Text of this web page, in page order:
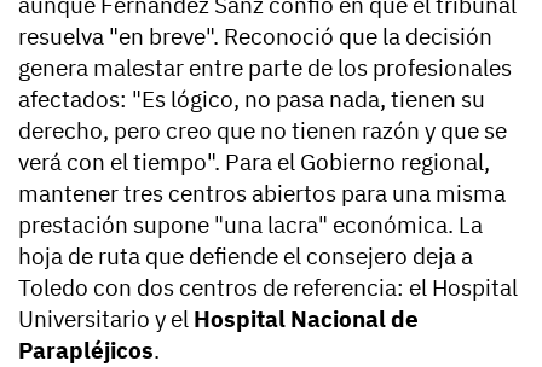
resuelva "en breve". Reconoció que la decisión
genera malestar entre parte de los profesionales
afectados: "Es lógico, no pasa nada, tienen su
derecho, pero creo que no tienen razón y que se
verá con el tiempo". Para el Gobierno regional,
mantener tres centros abiertos para una misma
prestación supone "una lacra" económica. La
hoja de ruta que defiende el consejero deja a
Toledo con dos centros de referencia: el Hospital
Universitario y el Hospital Nacional de
Parapléjicos.